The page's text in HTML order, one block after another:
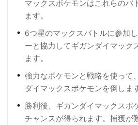
マックスポケモンはこれらのバ
ます。
6つ星のマックスバトルに参加
ーと協力してギガンダイマック
ます。
強力なポケモンと戦略を使って
ダイマックスポケモンを倒しま
勝利後、ギガンダイマックスポ
チャンスが得られます。捕獲が